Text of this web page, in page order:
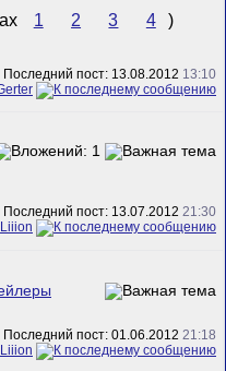
1 2 3 4 )
Последний пост: 13.08.2012 13:10
Последний пост: 13.07.2012 21:30
Liiion
Последний пост: 01.06.2012 21:18
Liiion